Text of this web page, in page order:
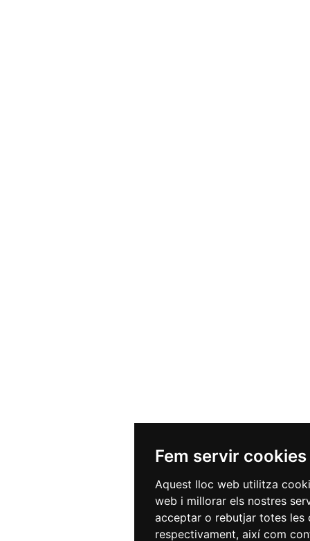
Fem servir cookies
Aquest lloc web utilitza
web i millorar els nostres
acceptar o rebutjar totes
respectivament, així com